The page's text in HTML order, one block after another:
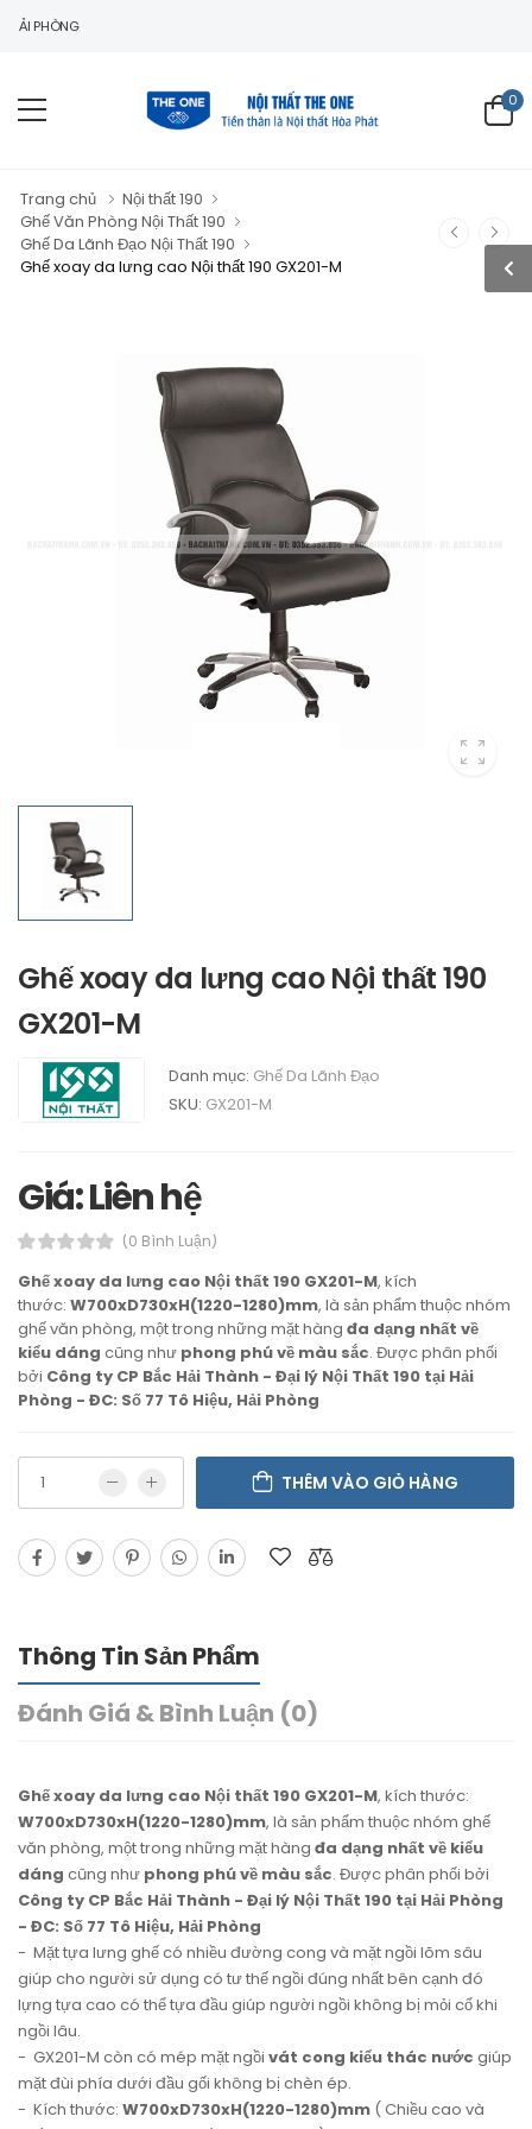
0
Trang chủ
Nội thất 190
Ghế Văn Phòng Nội Thất 190
Ghế Da Lãnh Đạo Nội Thất 190
Ghế xoay da lưng cao Nội thất 190 GX201-M
Ghế xoay da lưng cao Nội thất 190
GX201-M
Danh mục: Ghế Da Lãnh Đạo
SKU: GX201-M
Giá: Liên hệ
(0 Bình Luận)
Ghế xoay da lưng cao Nội thất 190 GX201-M, kích
thước: W700xD730xH(1220-1280)mm, là sản phẩm thuộc nhóm
ghế văn phòng, một trong những mặt hàng đa dạng nhất về
kiểu dáng cũng như phong phú về màu sắc. Được phân phối
bởi Công ty CP Bắc Hải Thành - Đại lý Nội Thất 190 tại Hải
Phòng - ĐC: Số 77 Tô Hiệu, Hải Phòng
THÊM VÀO GIỎ HÀNG
Thông Tin Sản Phẩm
Đánh Giá & Bình Luận (0)
Ghế xoay da lưng cao Nội thất 190 GX201-M, kích thước:
W700xD730xH(1220-1280)mm, là sản phẩm thuộc nhóm ghế
văn phòng, một trong những mặt hàng đa dạng nhất về kiểu
dáng cũng như phong phú về màu sắc. Được phân phối bởi
Công ty CP Bắc Hải Thành - Đại lý Nội Thất 190 tại Hải Phòng
- ĐC: Số 77 Tô Hiệu, Hải Phòng
- Mặt tựa lưng ghế có nhiều đường cong và mặt ngồi lõm sâu
giúp cho người sử dụng có tư thế ngồi đúng nhất bên cạnh đó
lựng tựa cao có thể tựa đầu giúp người ngồi không bị mỏi cổ khi
ngồi lâu.
- GX201-M còn có mép mặt ngồi vát cong kiểu thác nước giúp
mặt đùi phía dưới đầu gối không bị chèn ép.
- Kích thước: W700xD730xH(1220-1280)mm ( Chiều cao và